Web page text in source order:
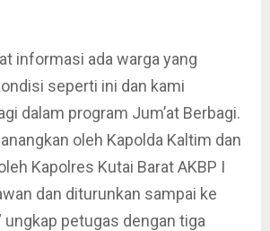
informasi ada warga yang
seperti ini dan kami
dalam program Jum’at Berbagi.
oleh Kapolda Kaltim dan
Kapolres Kutai Barat AKBP I
dan diturunkan sampai ke
ungkap petugas dengan tiga